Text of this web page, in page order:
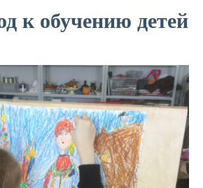
к обучению детей